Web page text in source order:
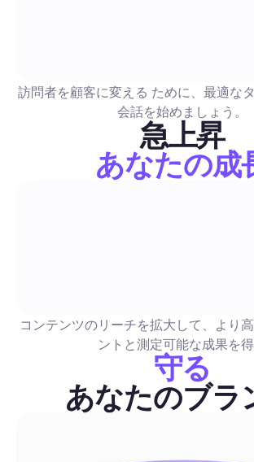
ブランド一貫性のあるバッチ生成、API
メージ、およびモデレーションのための
テスト済みのプロンプトテンプレート、
的ガイダンス、および投稿と画像駆動の
プレイBlablaワークフローを含みます。
コメント＆DM自動化
に使えるバッチングワークフローを用意
を自動化フローに組み込んで、時間を節
コメント＆DM自動化
訪問者を顧客に変える ために、最適な
会話を始めましょう。
急上昇
あなたの成
コンテンツのリーチを拡大して、より
ントと測定可能な成果を
守る
あなたのブラ